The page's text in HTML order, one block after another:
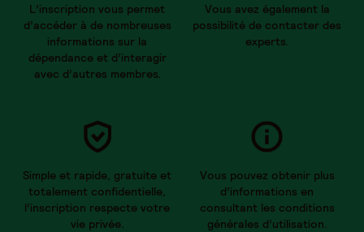
L’inscription vous permet
d’accéder à de nombreuses
informations sur la
dépendance et d’interagir
avec d’autres membres.
Vous avez également la
possibilité de contacter des
experts.
Simple et rapide, gratuite et
totalement confidentielle,
l’inscription respecte votre
vie privée.
Vous pouvez obtenir plus
d’informations en
consultant les conditions
générales d’utilisation.